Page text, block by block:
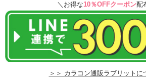
＼お得な10％OFFクーポン配
＞＞ カラコン通販ラブリットに